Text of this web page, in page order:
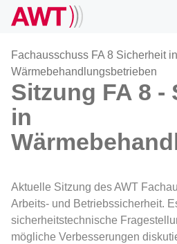
AWT
Netzwerk
Veranstaltungen
Forschung
Fachausschuss FA 8 Sicherheit in
Wärmebehandlungsbetrieben
Sitzung FA 8 -
in
Aktuelle Sitzung des AWT
Arbeits- und Betriebssicherheit.
sicherheitstechnische
mögliche Verbesserungen